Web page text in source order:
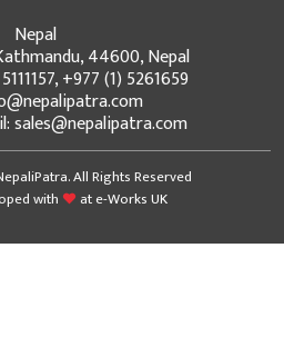
Nepal
44600, Nepal
+977 (1) 5261659
sales@nepalipatra.com
All Rights Reserved
with
ate-Works UK